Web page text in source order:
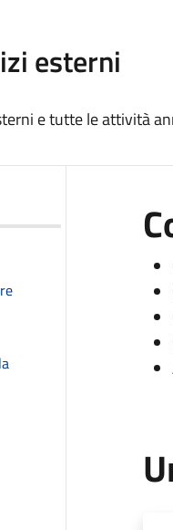
esterni
e tutte le attività